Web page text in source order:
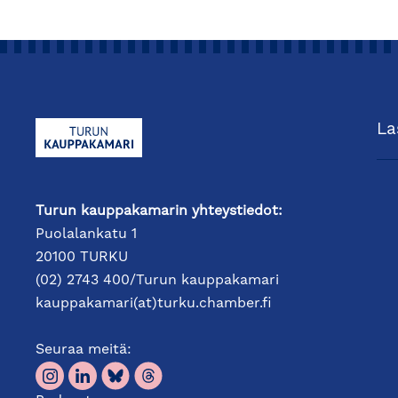
Turun kauppakamarin yhteystiedot:
Puolalankatu 1
20100 TURKU
(02) 2743 400/Turun kauppakamari
kauppakamari(at)turku.chamber.fi
Seuraa meitä: